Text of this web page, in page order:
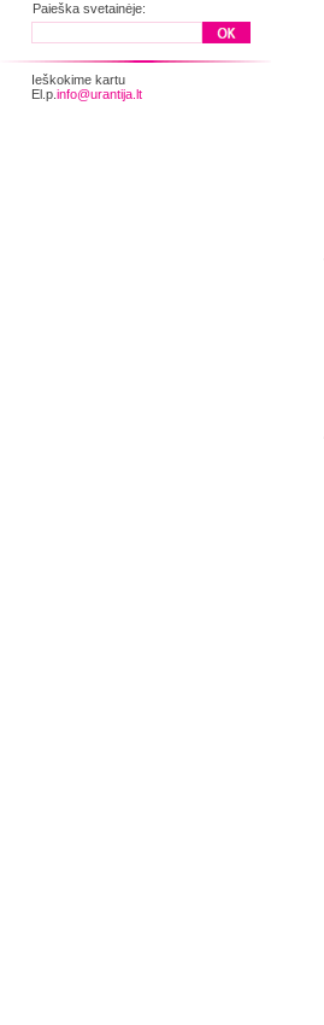
Paieška svetainėje:
Ieškokime kartu
El.p. info@urantija.lt